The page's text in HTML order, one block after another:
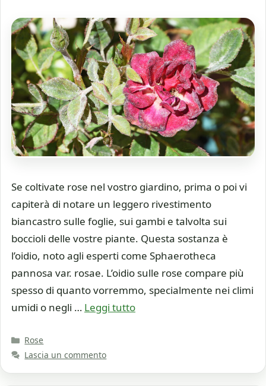
Se coltivate rose nel vostro giardino, prima o poi vi
capiterà di notare un leggero rivestimento
biancastro sulle foglie, sui gambi e talvolta sui
boccioli delle vostre piante. Questa sostanza è
l’oidio, noto agli esperti come Sphaerotheca
pannosa var. rosae. L’oidio sulle rose compare più
spesso di quanto vorremmo, specialmente nei climi
umidi o negli … Leggi tutto
Categorie
Rose
Lascia un commento